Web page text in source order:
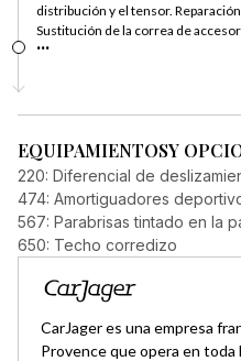
distribución y el tensor.
Sustitución de la correa de
...
EQUIPAMIENTOSY
220: Diferencial de
474: Amortiguadores
567: Parabrisas tintado en la
650: Techo corredizo
CarJager es una empresa
Provence que opera en toda